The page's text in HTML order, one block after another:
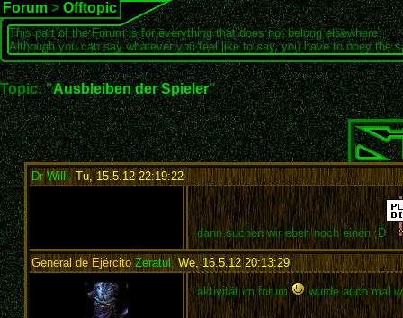
Forum > Offtopic
This part of the Forum is for everything that does not belong elsewhere.
Although you can say whatever you feel like to say, you have to obey the
Topic: "Ausbleiben der Spieler"
Dr Willi, Tu, 15.5.12 22:19:22:
dann suchen wir eben noch einen ;D
General de EjércitoZeratul, We, 16.5.12 20:13:29:
aktivität im forum wurde auch mal